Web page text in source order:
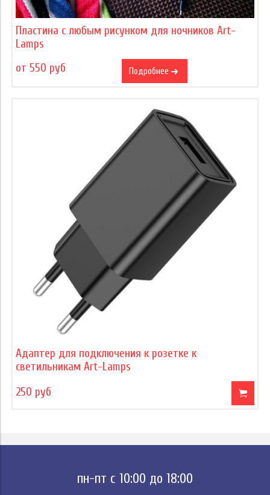
Пластина с любым рисунком для ночников Art-
Lamps
от 550 руб
Подробнее
Адаптер для подключения к розетке к
светильникам Art-Lamps
250 руб
пн-пт с 10:00 до 18:00